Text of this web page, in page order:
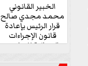
الخبير القانوني
محمد مجدي صالح
قرار الرئيس بإعادة
قانون الإجراءات
الجنائية للنواب...